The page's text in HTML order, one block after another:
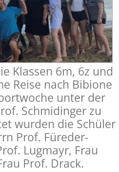
Klassen 6m, 6z und
Reise nach Bibione
unter der
Schmidinger zu
wurden die Schüler
Prof. Füreder-
Lugmayr, Frau
Prof. Drack.